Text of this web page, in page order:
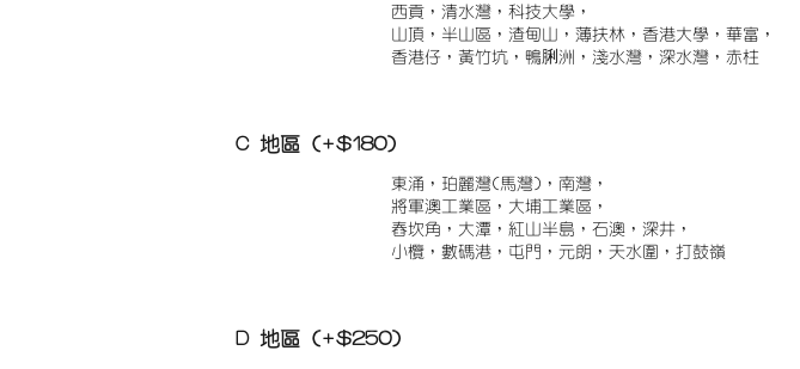
西貢，清水灣，科技大學，
山頂，半山區，渣甸山，薄扶林，香港大學，華富，
香港仔，黃竹坑，鴨脷洲，淺水灣，深水灣，赤柱
C 地區 (+$180)
東涌，珀麗灣(馬灣)，南灣，
將軍澳工業區，大埔工業區，
舂坎角，大潭，紅山半島，石澳，深井，
小欖，數碼港，屯門，元朗，天水圍，打鼓嶺
D 地區 (+$250)